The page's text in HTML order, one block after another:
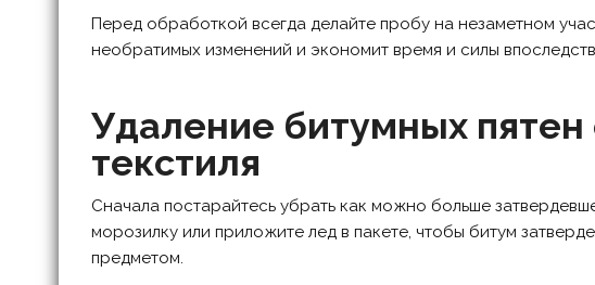
Перед обработкой всегда делайте пробу на незаметном
необратимых изменений и экономит время и силы
Удаление битумных
текстиля
Сначала постарайтесь убрать как можно больше
морозилку или приложите лед в пакете, чтобы битум
предметом.